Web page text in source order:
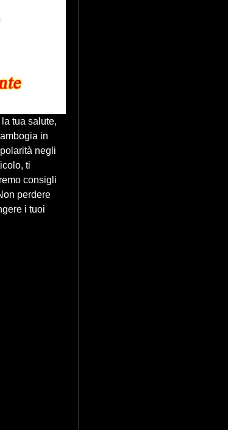
tua salute,
in
negli
ti
consigli
perdere
i tuoi